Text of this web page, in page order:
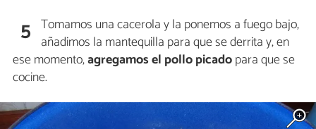
5 Tomamos una cacerola y la ponemos a fuego bajo,
añadimos la mantequilla para que se derrita y, en
ese momento,agregamos el pollo picadopara que se
cocine.